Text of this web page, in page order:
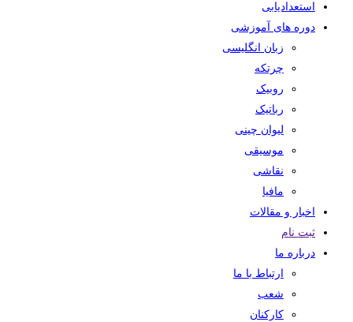
استعدادیابی
دوره های آموزشی
زبان انگلیسی
چرتکه
روبیک
رباتیک
لیوان چینی
موسیقی
نقاشی
مافیا
اخبار و مقالات
ثبت نام
درباره ما
ارتباط با ما
شعب
کارکنان